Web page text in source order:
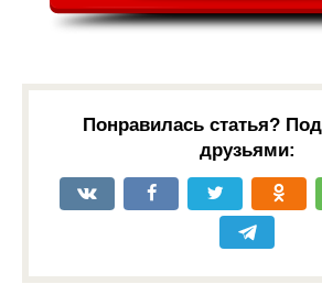
Понравилась статья?
друзьями: